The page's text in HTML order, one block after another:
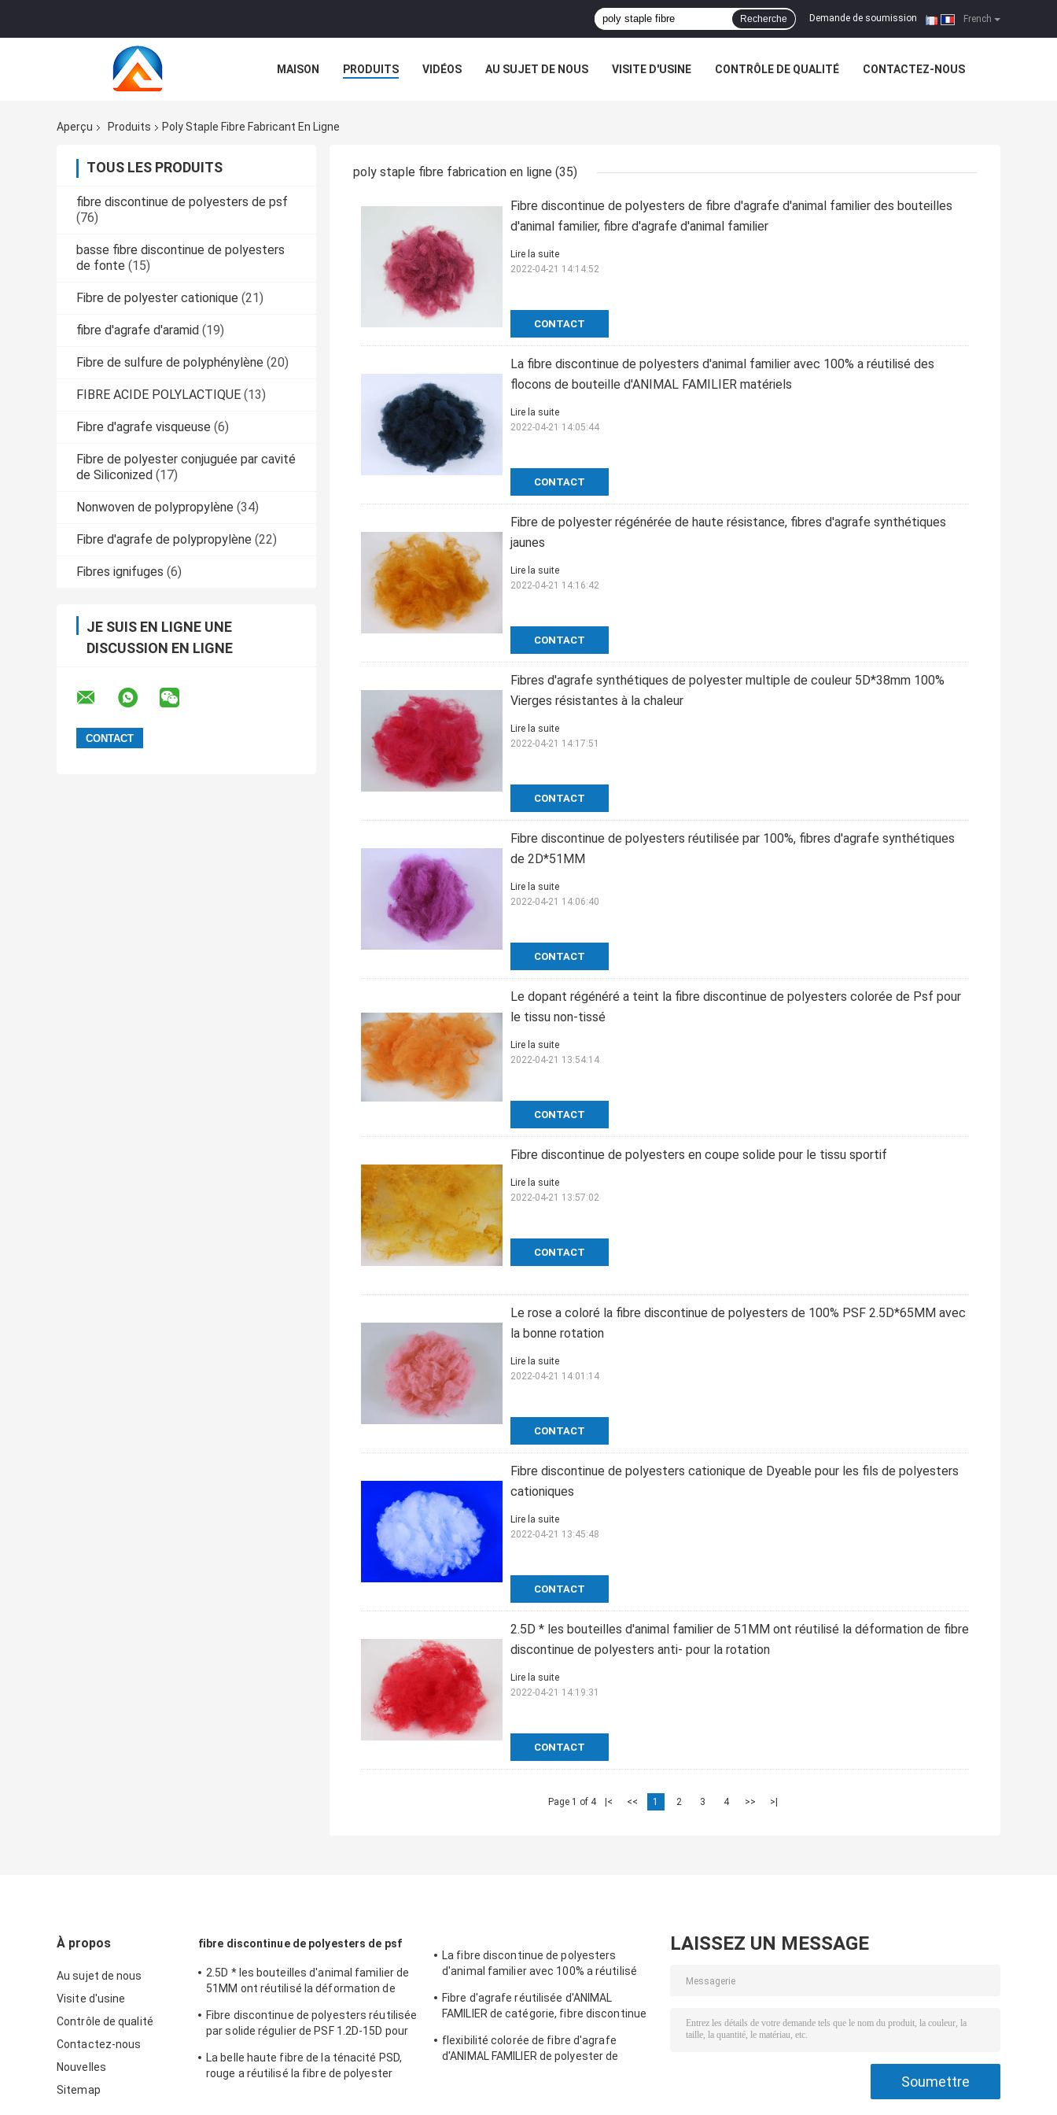
French
Demande de soumission |
Recherche
MAISON PRODUITS VIDÉOS AU SUJET DE NOUS VISITE D'USINE CONTRÔLE DE QUALITÉ CONTACTEZ-NOUS
Aperçu
Produits Poly Staple Fibre Fabricant En Ligne
TOUS LES PRODUITS
fibre discontinue de polyesters de psf
(76)
basse fibre discontinue de polyesters
de fonte (15)
Fibre de polyester cationique (21)
fibre d'agrafe d'aramid (19)
Fibre de sulfure de polyphénylène (20)
FIBRE ACIDE POLYLACTIQUE (13)
Fibre d'agrafe visqueuse (6)
Fibre de polyester conjuguée par cavité
de Siliconized (17)
Nonwoven de polypropylène (34)
Fibre d'agrafe de polypropylène (22)
Fibres ignifuges (6)
JE SUIS EN LIGNE UNE
DISCUSSION EN LIGNE
poly staple fibre fabrication en ligne (35)
Fibre discontinue de polyesters de fibre d'agrafe d'animal familier des bouteilles
d'animal familier, fibre d'agrafe d'animal familier
CONTACT
Lire la suite
2022-04-21 14:14:52
La fibre discontinue de polyesters d'animal familier avec 100% a réutilisé des
flocons de bouteille d'ANIMAL FAMILIER matériels
CONTACT
Lire la suite
2022-04-21 14:05:44
Fibre de polyester régénérée de haute résistance, fibres d'agrafe synthétiques
jaunes
CONTACT
Lire la suite
2022-04-21 14:16:42
Fibres d'agrafe synthétiques de polyester multiple de couleur 5D*38mm 100%
Vierges résistantes à la chaleur
CONTACT
Lire la suite
2022-04-21 14:17:51
Fibre discontinue de polyesters réutilisée par 100%, fibres d'agrafe synthétiques
de 2D*51MM
CONTACT
Lire la suite
2022-04-21 14:06:40
Le dopant régénéré a teint la fibre discontinue de polyesters colorée de Psf pour
le tissu non-tissé
CONTACT
Lire la suite
2022-04-21 13:54:14
Fibre discontinue de polyesters en coupe solide pour le tissu sportif
CONTACT
Lire la suite
2022-04-21 13:57:02
Le rose a coloré la fibre discontinue de polyesters de 100% PSF 2.5D*65MM avec
la bonne rotation
CONTACT
Lire la suite
2022-04-21 14:01:14
Fibre discontinue de polyesters cationique de Dyeable pour les fils de polyesters
cationiques
CONTACT
Lire la suite
2022-04-21 13:45:48
2.5D * les bouteilles d'animal familier de 51MM ont réutilisé la déformation de fibre
discontinue de polyesters anti- pour la rotation
CONTACT
Lire la suite
2022-04-21 14:19:31
Page 1 of 4 |< << 1 2 3 4 >> >|
À propos
Au sujet de nous
Visite d'usine
Contrôle de qualité
Contactez-nous
Nouvelles
Sitemap
fibre discontinue de polyesters de psf
2.5D * les bouteilles d'animal familier de
51MM ont réutilisé la déformation de
la rotation
Fibre discontinue de polyesters réutilisée
par solide régulier de PSF 1.2D-15D pour
La belle haute fibre de la ténacité PSD,
rouge a réutilisé la fibre de polyester
La fibre discontinue de polyesters
d'animal familier avec 100% a réutilisé
FAMILIER matériels
Fibre d'agrafe réutilisée d'ANIMAL
FAMILIER de catégorie, fibre discontinue
flexibilité colorée de fibre d'agrafe
d'ANIMAL FAMILIER de polyester de
LAISSEZ UN MESSAGE